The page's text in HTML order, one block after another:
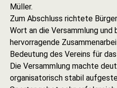
Müller.
Zum Abschluss richtete
Wort an die Versammlung
hervorragende
Bedeutung des Vereins für
Die Versammlung machte
organisatorisch stabil